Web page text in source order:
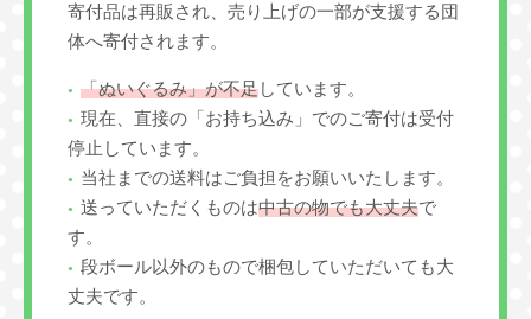
寄付品は再販され、売り上げの一部が支援する団
体へ寄付されます。
「ぬいぐるみ」が不足しています。
現在、直接の「お持ち込み」でのご寄付は受付
停止しています。
当社までの送料はご負担をお願いいたします。
送っていただくものは中古の物でも大丈夫で
す。
段ボール以外のもので梱包していただいても大
丈夫です。